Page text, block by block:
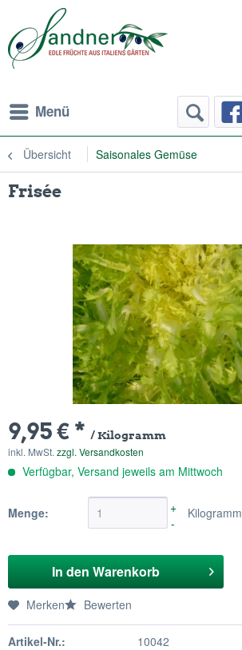
Menü
Übersicht Saisonales Gemüse
Frisée
9,95 € * / Kilogramm
inkl. MwSt. zzgl. Versandkosten
Verfügbar, Versand jeweils am Mittwoch
Menge:
+
-
Kilogramm
In den Warenkorb
Merken Bewerten
Artikel-Nr.: 10042